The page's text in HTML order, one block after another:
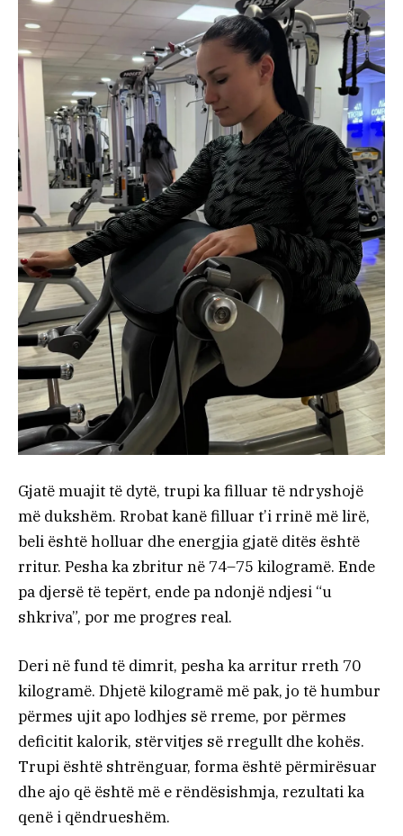
Gjatë muajit të dytë, trupi ka filluar të ndryshojë
më dukshëm. Rrobat kanë filluar t’i rrinë më lirë,
beli është holluar dhe energjia gjatë ditës është
rritur. Pesha ka zbritur në 74–75 kilogramë. Ende
pa djersë të tepërt, ende pa ndonjë ndjesi “u
shkriva”, por me progres real.
Deri në fund të dimrit, pesha ka arritur rreth 70
kilogramë. Dhjetë kilogramë më pak, jo të humbur
përmes ujit apo lodhjes së rreme, por përmes
deficitit kalorik, stërvitjes së rregullt dhe kohës.
Trupi është shtrënguar, forma është përmirësuar
dhe ajo që është më e rëndësishmja, rezultati ka
qenë i qëndrueshëm.